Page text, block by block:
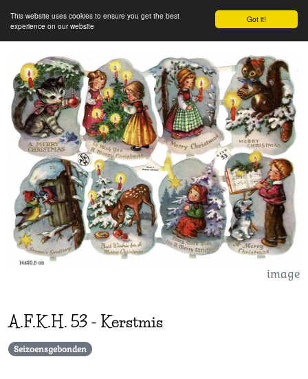
Got it!
This website uses cookies to ensure you get the best
experience on our website
image
A.F.K.H. 53 - Kerstmis
Seizoensgebonden